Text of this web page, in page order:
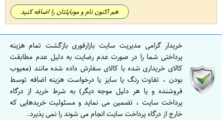
هم اکنون نام و موبایلتان را اضافه کنید
خریدار گرامی مدیریت سایت بازارفوری بازگشت تمام هزینه
پرداختی شما را در صورت عدم رضایت به دلیل عدم مطابقت
کالای خریداری شده با کالای سفارش داده شده مانند (معیوب
بودن ، تفاوت رنگ یا سایز یا درخواست هزینه اضافه توسط
فروشنده و یا هر دلیل موجه دیگر) به شرط خرید از درگاه
پرداخت سایت ، تضمین می نماید و مسئولیت خریدهایی که
خارج از درگاه پرداخت سایت انجام می شوند را نمی پذیرد.